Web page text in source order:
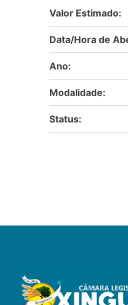
Valor Estimado:
Data/Hora de
Ano:
Modalidade:
Status: